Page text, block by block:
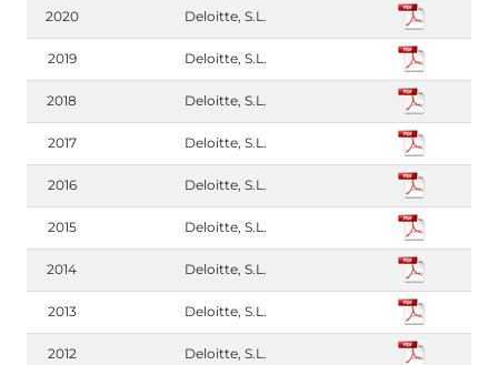
2020 Deloitte, S.L.
2019 Deloitte, S.L.
2018 Deloitte, S.L.
2017 Deloitte, S.L.
2016 Deloitte, S.L.
2015 Deloitte, S.L.
2014 Deloitte, S.L.
2013 Deloitte, S.L.
2012 Deloitte, S.L.